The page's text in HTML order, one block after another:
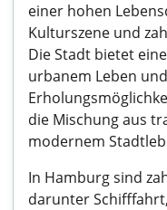
einer hohen
Kulturszene und
Die Stadt bietet
urbanem Leben
die Mischung aus
modernem
In Hamburg sind
darunter